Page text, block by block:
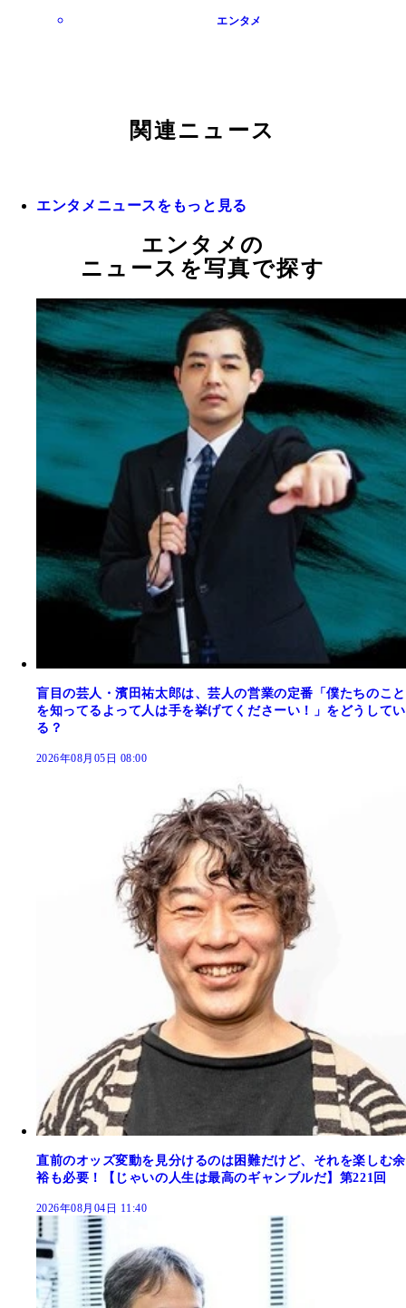
エンタメ
関連ニュース
エンタメニュースをもっと見る
エンタメの
ニュースを写真で探す
盲目の芸人・濱田祐太郎は、芸人の営業の定番「僕たちのこと
を知ってるよって人は手を挙げてくださーい！」をどうしてい
る？
2026年08月05日 08:00
直前のオッズ変動を見分けるのは困難だけど、それを楽しむ余
裕も必要！【じゃいの人生は最高のギャンブルだ】第221回
2026年08月04日 11:40